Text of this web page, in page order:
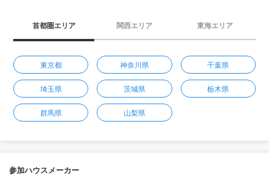
首都圏エリア 関西エリア 東海エリア
東京都 神奈川県 千葉県
埼玉県 茨城県 栃木県
群馬県 山梨県
参加ハウスメーカー